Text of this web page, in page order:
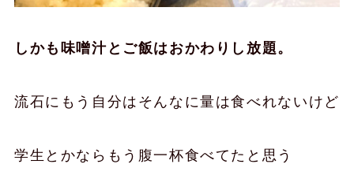
しかも味噌汁とご飯はおかわりし放題。
流石にもう自分はそんなに量は食べれないけど
学生とかならもう腹一杯食べてたと思う